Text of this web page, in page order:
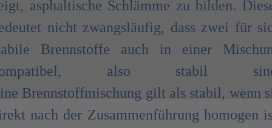
asphaltische Schlämme zu bilden.
nicht zwangsläufig, dass zwei für
Brennstoffe auch in einer
also stabil
Brennstoffmischung gilt als stabil, wenn
nach der Zusammenführung homogen